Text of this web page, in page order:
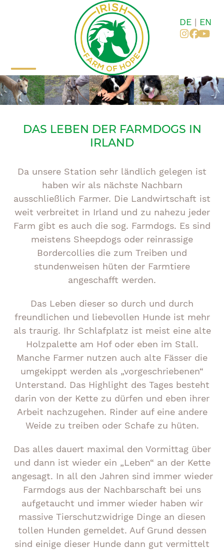
DE| EN
Mobiles
Menü
Mobiles
Menü
DAS LEBEN DER FARMDOGS IN
IRLAND
Da unsere Station sehr ländlich gelegen ist
haben wir als nächste Nachbarn
ausschließlich Farmer. Die Landwirtschaft ist
weit verbreitet in Irland und zu nahezu jeder
Farm gibt es auch die sog. Farmdogs. Es sind
meistens Sheepdogs oder reinrassige
Bordercollies die zum Treiben und
stundenweisen hüten der Farmtiere
angeschafft werden.
Das Leben dieser so durch und durch
freundlichen und liebevollen Hunde ist mehr
als traurig. Ihr Schlafplatz ist meist eine alte
Holzpalette am Hof oder eben im Stall.
Manche Farmer nutzen auch alte Fässer die
umgekippt werden als „vorgeschriebenen“
Unterstand. Das Highlight des Tages besteht
darin von der Kette zu dürfen und eben ihrer
Arbeit nachzugehen. Rinder auf eine andere
Weide zu treiben oder Schafe zu hüten.
Das alles dauert maximal den Vormittag über
und dann ist wieder ein „Leben“ an der Kette
angesagt. In all den Jahren sind immer wieder
Farmdogs aus der Nachbarschaft bei uns
aufgetaucht und immer wieder haben wir
massive Tierschutzwidrige Dinge an diesen
tollen Hunden gemeldet. Auf Grund dessen
sind einige dieser Hunde dann gut vermittelt